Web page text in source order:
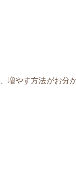
増やす方法がお分